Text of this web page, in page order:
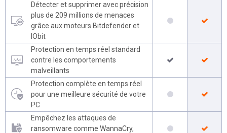
Détecter et supprimer avec précision
plus de 209 millions de menaces
grâce aux moteurs Bitdefender et
IObit
Protection en temps réel standard
contre les comportements
malveillants
Protection complète en temps réel
pour une meilleure sécurité de votre
PC
Empêchez les attaques de
ransomware comme WannaCry,